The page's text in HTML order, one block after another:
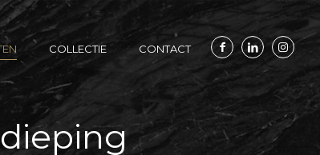
COLLECTIE CONTACT